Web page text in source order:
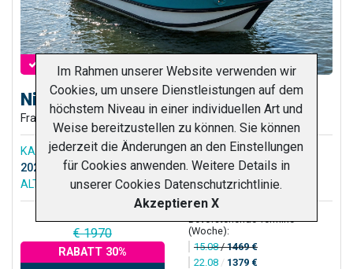
VERFÜGBAR
Nicols Estivale Duo
Frankreich, Bretagne,
KABINY1 LÄNGE 8.85 m
2026-08-22
WELCHE 4
ALTER
22 Jahre ZEITRAUM7 Tage
€ 1970
RABATT 30%
Bevorstehende Termine
(Woche):
15.08/1469 €
22.08 / 1379 €
Im Rahmen unserer Website verwenden wir
Cookies, um unsere Dienstleistungen auf dem
höchstem Niveau in einer individuellen Art und
Weise bereitzustellen zu können. Sie können
jederzeit die Änderungen an den Einstellungen
für Cookies anwenden. Weitere Details in
unsererCookies Datenschutzrichtlinie.
Akzeptieren X